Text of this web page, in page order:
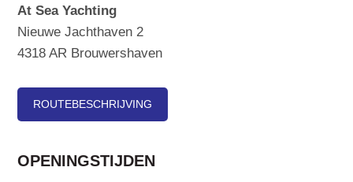
At Sea Yachting
Nieuwe Jachthaven 2
4318 AR Brouwershaven
ROUTEBESCHRIJVING
OPENINGSTIJDEN